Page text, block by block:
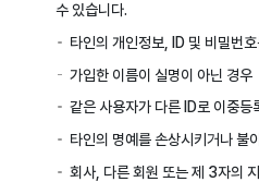
수 있습니다.
타인의 개인정보, ID 및 비밀번
가입한 이름이 실명이 아닌 경우
같은 사용자가 다른 ID로 이중등
타인의 명예를 손상시키거나 불
회사, 다른 회원 또는 제 3자의